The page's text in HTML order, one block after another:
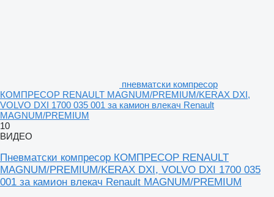
пневматски компресор
КОМПРЕСОР RENAULT MAGNUM/PREMIUM/KERAX DXI,
VOLVO DXI 1700 035 001 за камион влекач Renault
MAGNUM/PREMIUM
10
ВИДЕО
Пневматски компресор КОМПРЕСОР RENAULT
MAGNUM/PREMIUM/KERAX DXI, VOLVO DXI 1700 035
001 за камион влекач Renault MAGNUM/PREMIUM